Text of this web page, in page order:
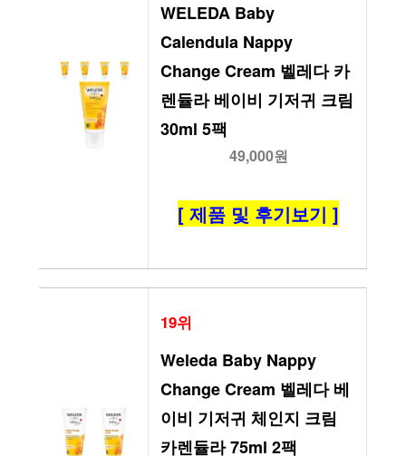
WELEDA Baby
Calendula Nappy
Change Cream 벨레다 카
렌듈라 베이비 기저귀 크림
30ml 5팩
49,000원
[ 제품 및 후기보기 ]
19위
Weleda Baby Nappy
Change Cream 벨레다 베
이비 기저귀 체인지 크림
카렌듈라 75ml 2팩